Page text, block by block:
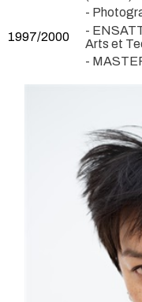
-
1997/2000
-
Arts et
-